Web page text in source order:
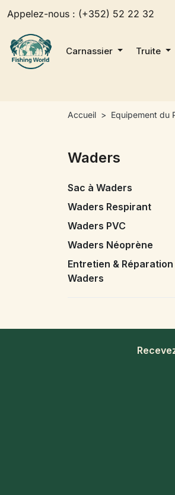
Appelez-nous : (+352) 52 22 32
Carnassier Truite
Accueil Equipement du
Waders
Sac à Waders
Waders Respirant
Waders PVC
Waders Néoprène
Entretien & Réparation
Waders